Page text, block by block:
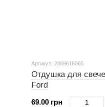
Артикул: 2869616065
Отдушка для
Ford
69.00 грн